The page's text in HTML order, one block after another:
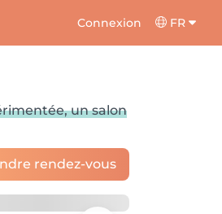
Connexion FR
un salon
rendez-vous